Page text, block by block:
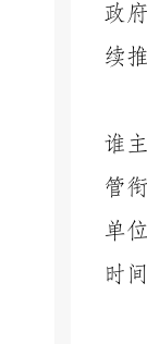
政
续
谁
管
单
时